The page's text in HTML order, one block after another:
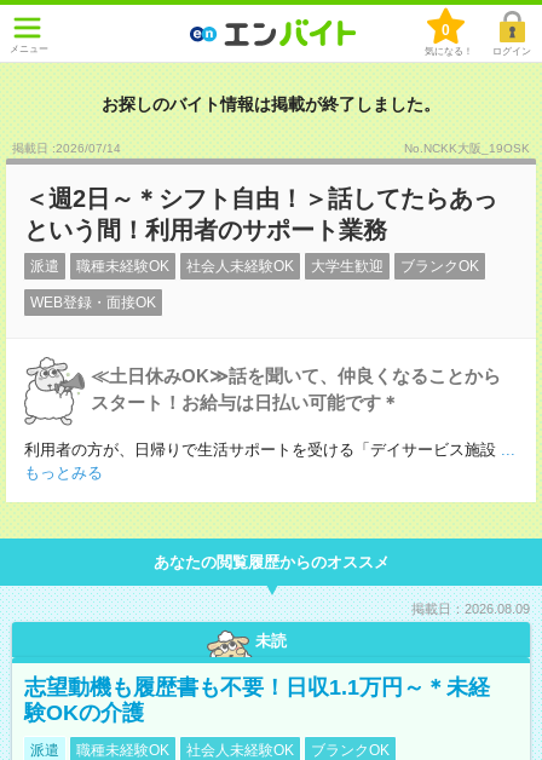
メニュー
0
気になる！ ログイン
お探しのバイト情報は掲載が終了しました。
掲載日 :2026/07/14 No.NCKK大阪_19OSK
＜週2日～＊シフト自由！＞話してたらあっ
という間！利用者のサポート業務
派遣 職種未経験OK 社会人未経験OK 大学生歓迎 ブランクOK
WEB登録・面接OK
≪土日休みOK≫話を聞いて、仲良くなることから
スタート！お給与は日払い可能です＊
利用者の方が、日帰りで生活サポートを受ける「デイサービス施設 ...
もっとみる
あなたの閲覧履歴からのオススメ
掲載日：2026.08.09
未読
志望動機も履歴書も不要！日収1.1万円～＊未経
験OKの介護
派遣 職種未経験OK 社会人未経験OK
ブランクOK